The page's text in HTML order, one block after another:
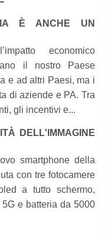
È ANCHE UN
economico
il nostro Paese
e ad altri Paesi, ma i
di aziende e PA. Tra
gli incentivi e...
DELL'IMMAGINE
smartphone della
con tre fotocamere
a tutto schermo,
e batteria da 5000